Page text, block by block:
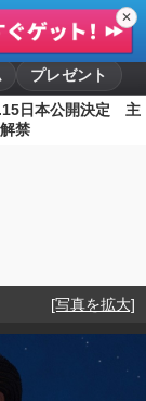
✕
プレゼント
日本公開決定 主
禁
[写真を拡大]